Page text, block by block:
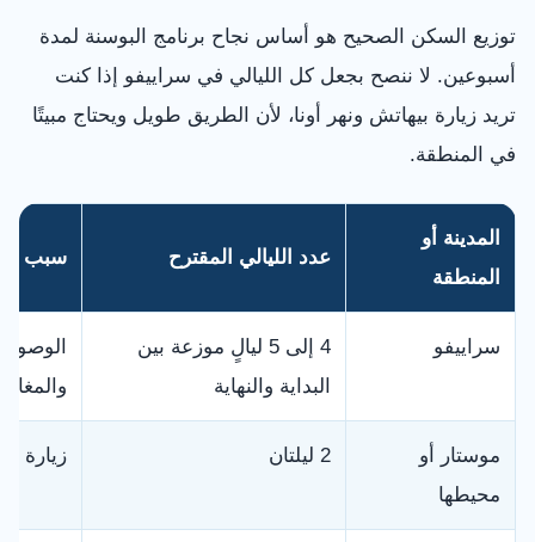
توزيع السكن الصحيح هو أساس نجاح برنامج البوسنة لمدة
أسبوعين. لا ننصح بجعل كل الليالي في سراييفو إذا كنت
تريد زيارة بيهاتش ونهر أونا، لأن الطريق طويل ويحتاج مبيتًا
في المنطقة.
المدينة أو
المنطقة
عدد الليالي المقترح سبب
سراييفو
4 إلى 5 ليالٍ موزعة بين
البداية والنهاية
موستار أو
محيطها
2 ليلتان زيارة